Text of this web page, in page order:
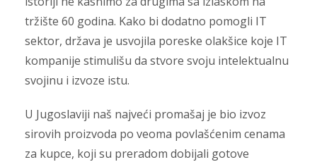
tržište 60 godina. Kako bi dodatno pomogli IT
sektor, država je usvojila poreske olakšice koje IT
kompanije stimulišu da stvore svoju intelektualnu
svojinu i izvoze istu.
U Jugoslaviji naš najveći promašaj je bio izvoz
sirovih proizvoda po veoma povlašćenim cenama
za kupce, koji su preradom dobijali gotove